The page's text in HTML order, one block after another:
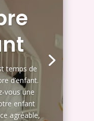
temps de
d’enfant.
vous une
enfant
agréable,